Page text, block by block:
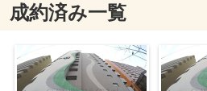
成約済み一覧